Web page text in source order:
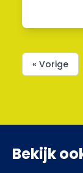
« Vorige
Bekijk